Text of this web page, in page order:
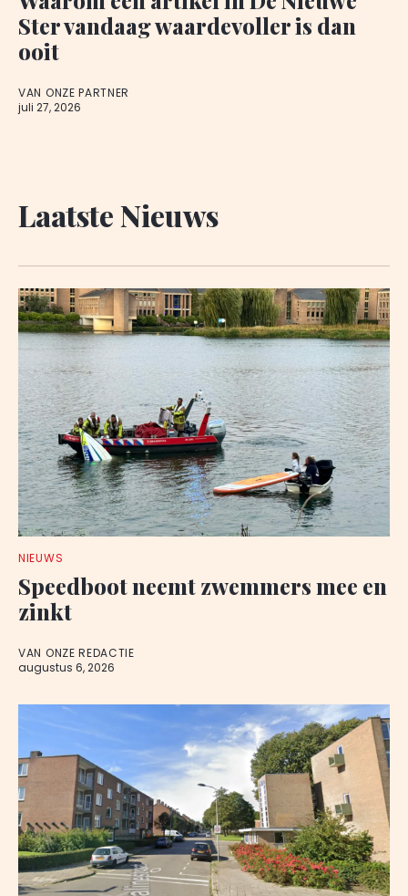
Ster vandaag waardevoller is dan
ooit
VAN ONZE PARTNER
juli 27, 2026
Laatste Nieuws
NIEUWS
Speedboot neemt zwemmers mee en
zinkt
VAN ONZE REDACTIE
augustus 6, 2026